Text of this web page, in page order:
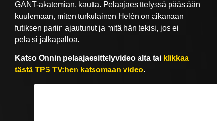
GANT-akatemian, kautta. Pelaajaesittelyssä päästään
kuulemaan, miten turkulainen Helén on aikanaan
futiksen pariin ajautunut ja mitä hän tekisi, jos ei
pelaisi jalkapalloa.
Katso Onnin pelaajaesittelyvideo alta tai klikkaa
tästä TPS TV:hen katsomaan video.